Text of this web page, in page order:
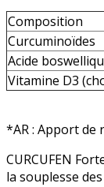
Composition
Curcuminoïdes
Acide
Vitamine D3
*AR : Apport de
CURCUFEN
la souplesse